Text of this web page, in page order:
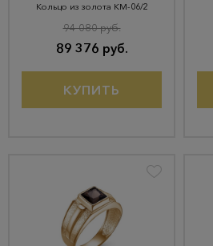
Кольцо из золота КМ-06/2
89 376 руб.
94 080 руб.
КУПИТЬ